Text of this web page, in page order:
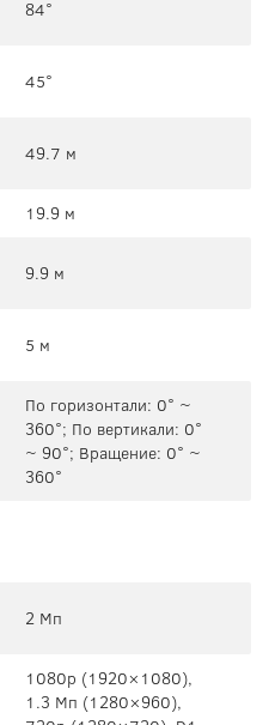
84°
45°
49.7 м
19.9 м
9.9 м
5 м
По горизонтали: 0° ~
360°; По вертикали: 0°
~ 90°; Вращение: 0° ~
360°
2 Мп
1080p (1920×1080),
1.3 Мп (1280×960),